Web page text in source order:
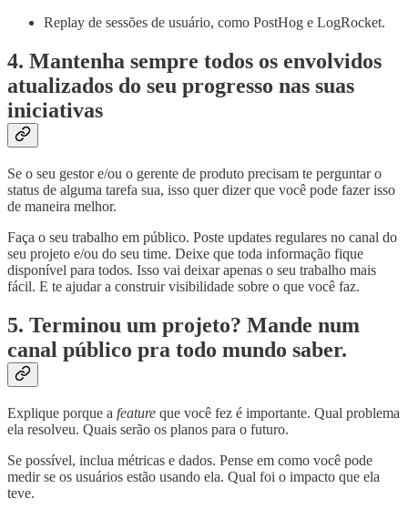
Replay de sessões de usuário, como PostHog e LogRocket.
4. Mantenha sempre todos os envolvidos
atualizados do seu progresso nas suas
iniciativas
Se o seu gestor e/ou o gerente de produto precisam te perguntar o
status de alguma tarefa sua, isso quer dizer que você pode fazer isso
de maneira melhor.
Faça o seu trabalho em público. Poste updates regulares no canal do
seu projeto e/ou do seu time. Deixe que toda informação fique
disponível para todos. Isso vai deixar apenas o seu trabalho mais
fácil. E te ajudar a construir visibilidade sobre o que você faz.
5. Terminou um projeto? Mande num
canal público pra todo mundo saber.
Explique porque a feature que você fez é importante. Qual problema
ela resolveu. Quais serão os planos para o futuro.
Se possível, inclua métricas e dados. Pense em como você pode
medir se os usuários estão usando ela. Qual foi o impacto que ela
teve.